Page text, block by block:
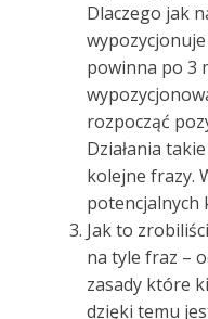
Dlaczego jak
powinna po 3
rozpocząć
Działania
kolejne frazy.
potencjalnych
Jak to
na tyle fraz –
zasady które
dzięki temu